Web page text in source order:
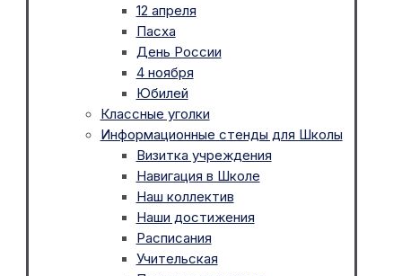
12 апреля
Пасха
День России
4 ноября
Юбилей
Классные уголки
Информационные стенды для Школы
Визитка учреждения
Навигация в Школе
Наш коллектив
Наши достижения
Расписания
Учительская